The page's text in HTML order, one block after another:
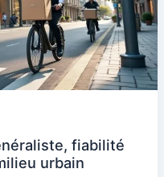
fiabilité
urbain